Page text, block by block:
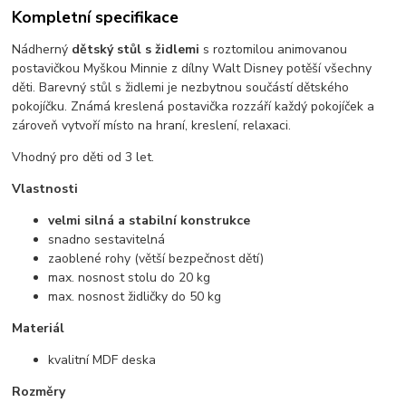
Kompletní specifikace
Nádherný dětský stůl s židlemi s roztomilou animovanou
postavičkou Myškou Minnie z dílny Walt Disney potěší všechny
děti. Barevný stůl s židlemi je nezbytnou součástí dětského
pokojíčku. Známá kreslená postavička rozzáří každý pokojíček a
zároveň vytvoří místo na hraní, kreslení, relaxaci.
Vhodný pro děti od 3 let.
Vlastnosti
velmi silná a stabilní konstrukce
snadno sestavitelná
zaoblené rohy (větší bezpečnost dětí)
max. nosnost stolu do 20 kg
max. nosnost židličky do 50 kg
Materiál
kvalitní MDF deska
Rozměry